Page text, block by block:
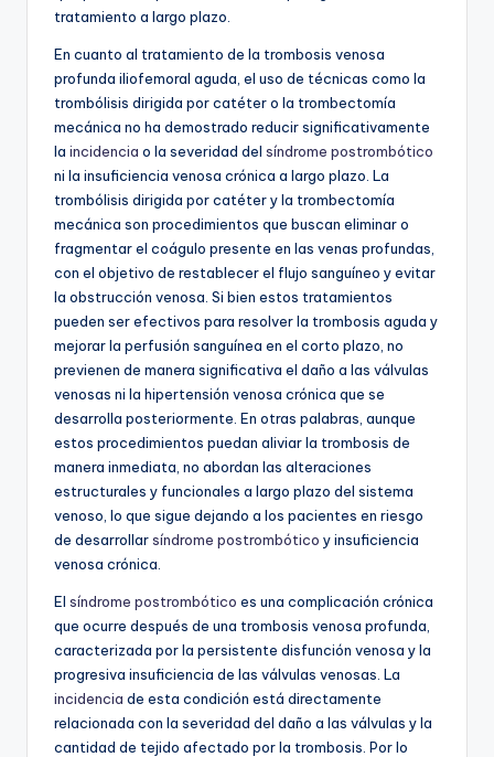
tratamiento a largo plazo.
En cuanto al tratamiento de la trombosis venosa
profunda iliofemoral aguda, el uso de técnicas como la
trombólisis dirigida por catéter o la trombectomía
mecánica no ha demostrado reducir significativamente
la incidencia o la severidad del síndrome postrombótico
ni la insuficiencia venosa crónica a largo plazo. La
trombólisis dirigida por catéter y la trombectomía
mecánica son procedimientos que buscan eliminar o
fragmentar el coágulo presente en las venas profundas,
con el objetivo de restablecer el flujo sanguíneo y evitar
la obstrucción venosa. Si bien estos tratamientos
pueden ser efectivos para resolver la trombosis aguda y
mejorar la perfusión sanguínea en el corto plazo, no
previenen de manera significativa el daño a las válvulas
venosas ni la hipertensión venosa crónica que se
desarrolla posteriormente. En otras palabras, aunque
estos procedimientos puedan aliviar la trombosis de
manera inmediata, no abordan las alteraciones
estructurales y funcionales a largo plazo del sistema
venoso, lo que sigue dejando a los pacientes en riesgo
de desarrollarsíndrome postrombótico y insuficiencia
venosa crónica.
El síndrome postrombótico es una complicación crónica
que ocurre después de una trombosis venosa profunda,
caracterizada por la persistente disfunción venosa y la
progresiva insuficiencia de las válvulas venosas. La
incidencia de esta condición está directamente
relacionada con la severidad del daño a las válvulas y la
cantidad de tejido afectado por la trombosis. Por lo